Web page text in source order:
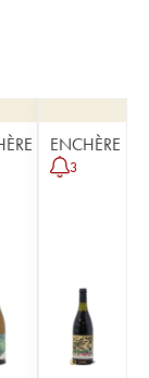
ENCHÈRE
3